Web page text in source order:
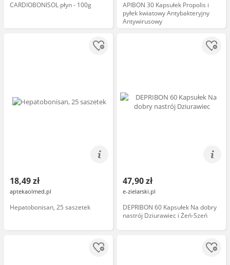
CARDIOBONISOL płyn - 100g
APIBON 30 Kapsułek Propolis i
pyłek kwiatowy Antybakteryjny
Antywirusowy
18,49 zł
aptekaolmed.pl
Hepatobonisan, 25 saszetek
47,90 zł
e-zielarski.pl
DEPRIBON 60 Kapsułek Na dobry
nastrój Dziurawiec i Żeń-Szeń